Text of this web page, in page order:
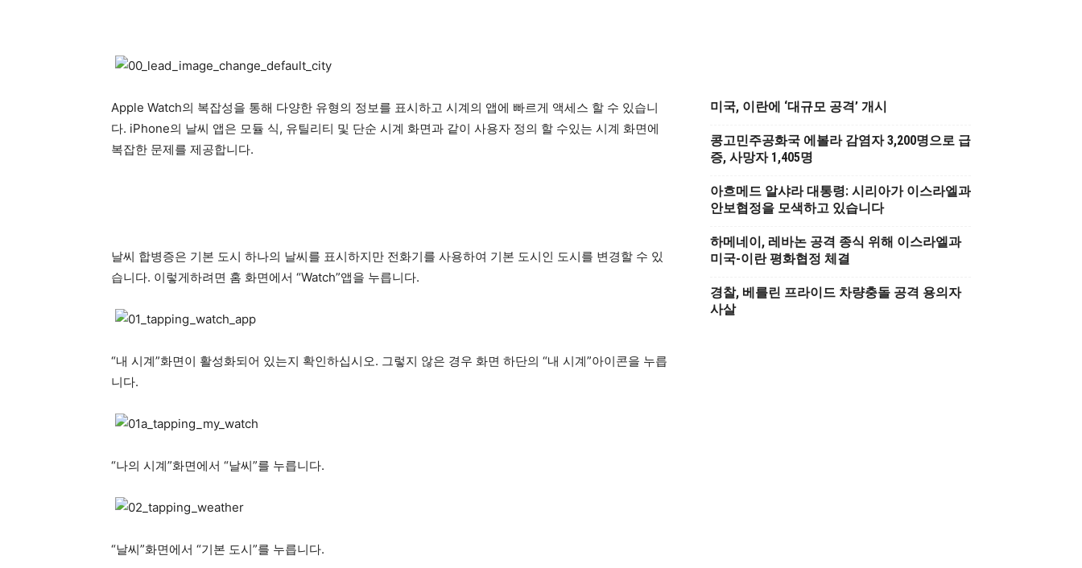
Apple Watch의 복잡성을 통해 다양한 유형의 정보를 표시하고 시계의 앱에 빠르게 액세스 할 수 있습니
다. iPhone의 날씨 앱은 모듈 식, 유틸리티 및 단순 시계 화면과 같이 사용자 정의 할 수있는 시계 화면에
복잡한 문제를 제공합니다.
날씨 합병증은 기본 도시 하나의 날씨를 표시하지만 전화기를 사용하여 기본 도시인 도시를 변경할 수 있
습니다. 이렇게하려면 홈 화면에서 “Watch”앱을 누릅니다.
“내 시계”화면이 활성화되어 있는지 확인하십시오. 그렇지 않은 경우 화면 하단의 “내 시계”아이콘을 누릅
니다.
“나의 시계”화면에서 “날씨”를 누릅니다.
“날씨”화면에서 “기본 도시”를 누릅니다.
미국, 이란에 ‘대규모 공격’ 개시
콩고민주공화국 에볼라 감염자 3,200명으로 급
증, 사망자 1,405명
아흐메드 알샤라 대통령: 시리아가 이스라엘과
안보협정을 모색하고 있습니다
하메네이, 레바논 공격 종식 위해 이스라엘과
미국-이란 평화협정 체결
경찰, 베를린 프라이드 차량충돌 공격 용의자
사살